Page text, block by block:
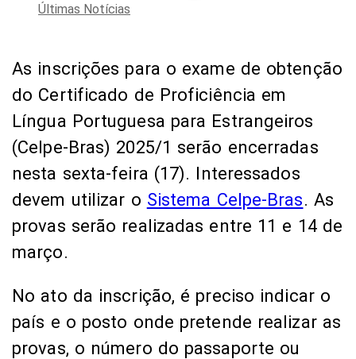
Últimas Notícias
As inscrições para o exame de obtenção
do Certificado de Proficiência em
Língua Portuguesa para Estrangeiros
(Celpe-Bras) 2025/1 serão encerradas
nesta sexta-feira (17). Interessados
devem utilizar o Sistema Celpe-Bras. As
provas serão realizadas entre 11 e 14 de
março.
No ato da inscrição, é preciso indicar o
país e o posto onde pretende realizar as
provas, o número do passaporte ou